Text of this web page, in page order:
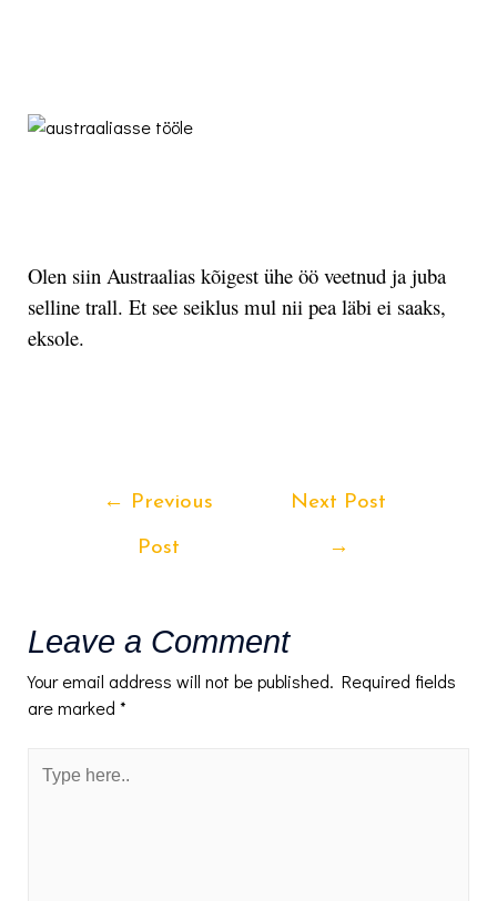
Olen siin Austraalias kõigest ühe öö veetnud ja juba
selline trall. Et see seiklus mul nii pea läbi ei saaks,
eksole.
← Previous
Post
Next Post
→
Leave a Comment
Your email address will not be published. Required fields
are marked *
here..